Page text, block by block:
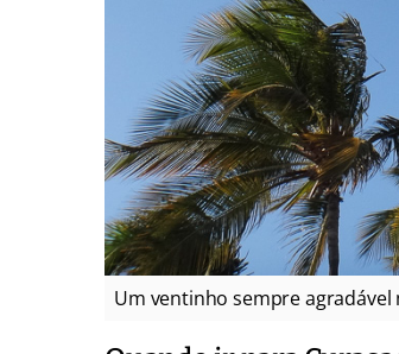
Um ventinho sempre agradável